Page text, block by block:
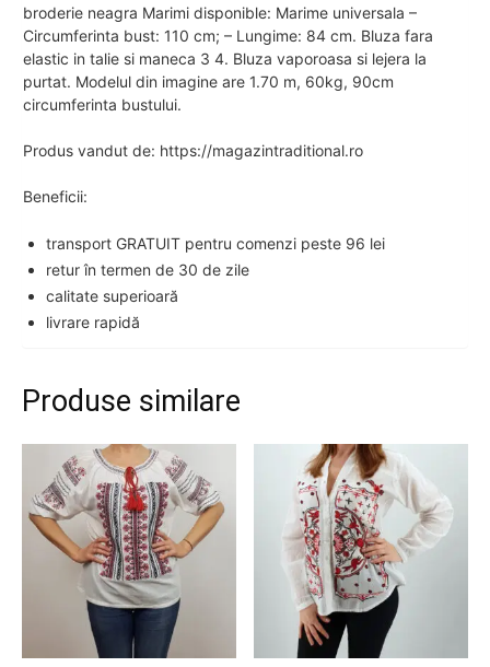
broderie neagra Marimi disponible: Marime universala –
Circumferinta bust: 110 cm; – Lungime: 84 cm. Bluza fara
elastic in talie si maneca 3 4. Bluza vaporoasa si lejera la
purtat. Modelul din imagine are 1.70 m, 60kg, 90cm
circumferinta bustului.
Produs vandut de: https://magazintraditional.ro
Beneficii:
transport GRATUIT pentru comenzi peste 96 lei
retur în termen de 30 de zile
calitate superioară
livrare rapidă
Produse similare